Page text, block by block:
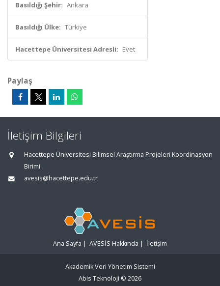
Basıldığı Şehir: Ankara
Basıldığı Ülke: Türkiye
Hacettepe Üniversitesi Adresli: Evet
Paylaş
İletişim Bilgileri
Hacettepe Üniversitesi Bilimsel Araştırma Projeleri Koordinasyon
Birimi
avesis@hacettepe.edu.tr
Ana Sayfa | AVESİS Hakkında | İletişim
Akademik Veri Yönetim Sistemi
Abis Teknoloji © 2026